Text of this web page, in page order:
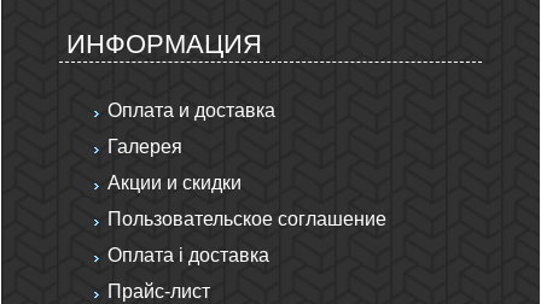
ИНФОРМАЦИЯ
Оплата и доставка
Галерея
Акции и скидки
Пользовательское соглашение
Оплата і доставка
Прайс-лист